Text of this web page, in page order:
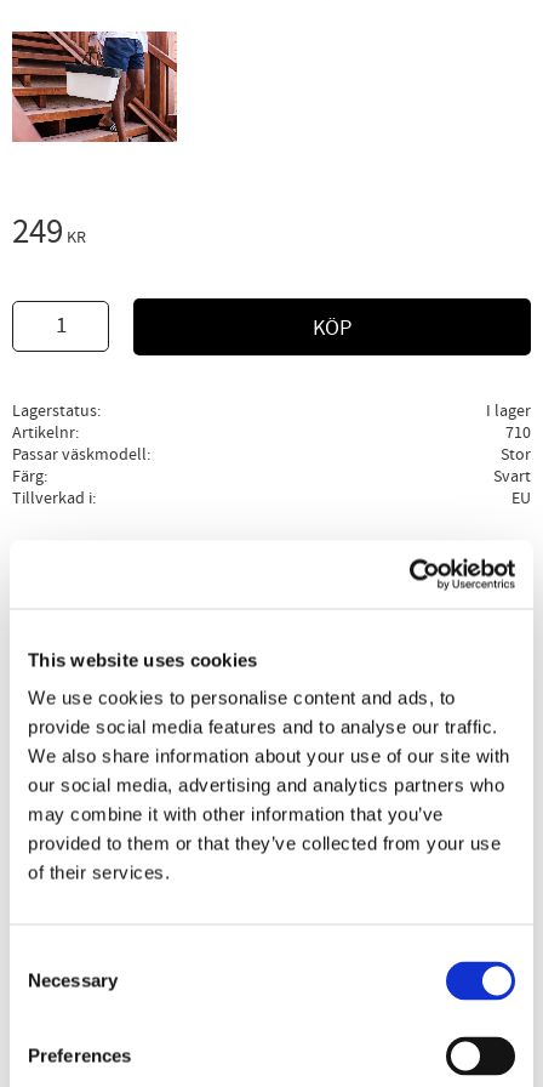
This website uses cookies
We use cookies to personalise content and ads, to
provide social media features and to analyse our traffic.
We also share information about your use of our site with
our social media, advertising and analytics partners who
may combine it with other information that you’ve
provided to them or that they’ve collected from your use
of their services.
Selection
Necessary
Preferences
249 KR
KÖP
Lagerstatus
I lager
Artikelnr
710
Passar väskmodell
Stor
Färg
Svart
Tillverkad i
EU
Tyget är elastiskt med insytt resårband i kanten som gör att
överdraget sitter ordentligt fast på väskan och även är lätt att ta
av och på.
Tips: Stoppa den rundade fliken på överdragets långsida
utanpå Hinzaväskan och innanför resårbandet för bästa
passform.
Färg: Svart. Material: Polyester/PUR/Bomull. Sytt i Europa.